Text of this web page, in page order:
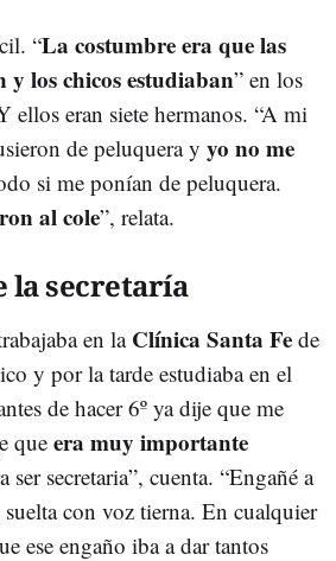
“La costumbre era que las
los chicos estudiaban” en los
ellos eran siete hermanos. “A mi
de peluquera y yo no me
si me ponían de peluquera.
al cole”, relata.
la secretaría
en la Clínica Santa Fe de
y por la tarde estudiaba en el
de hacer 6º ya dije que me
que era muy importante
ser secretaria”, cuenta. “Engañé a
suelta con voz tierna. En cualquier
ese engaño iba a dar tantos